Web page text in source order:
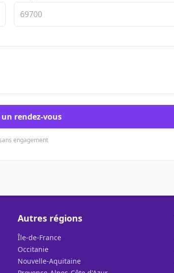
rendez-vous
engagement
Autres régions
Île-de-France
Occitanie
Nouvelle-Aquitaine